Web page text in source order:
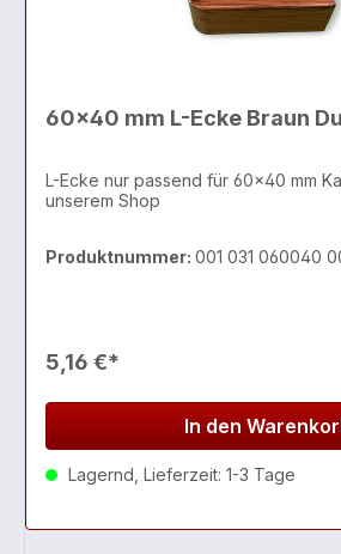
60x40 mm L-Ecke Braun
L-Ecke nur passend für 60x40 mm
unserem Shop
Produktnummer: 001 031 060040
5,16 €*
In den
Lagernd, Lieferzeit: 1-3 Tage